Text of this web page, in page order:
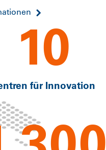
10
für Innovation